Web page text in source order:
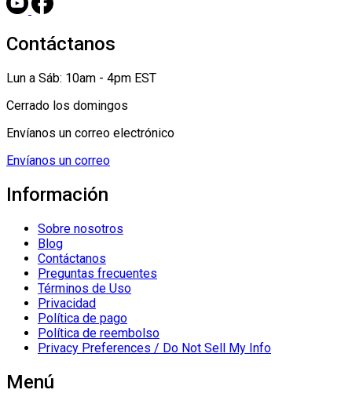
Contáctanos
Lun a Sáb: 10am - 4pm EST
Cerrado los domingos
Envíanos un correo electrónico
Envíanos un correo
Información
Sobre nosotros
Blog
Contáctanos
Preguntas frecuentes
Términos de Uso
Privacidad
Política de pago
Política de reembolso
Privacy Preferences / Do Not Sell My Info
Menú